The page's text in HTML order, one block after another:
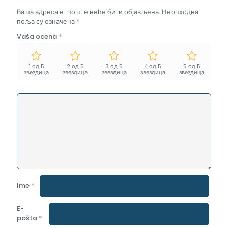
Ваша адреса е-поште неће бити објављена. Неопходна
поља су означена *
Vaša ocena *
1 од 5
звездица
2 од 5
звездица
3 од 5
звездица
4 од 5
звездица
5 од 5
звездица
Ime *
E-
pošta *